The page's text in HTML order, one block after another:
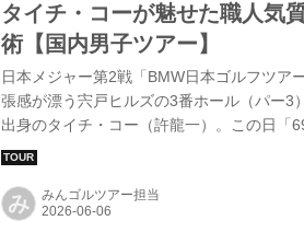
タイチ・コーが魅せた職人気
術【国内男子ツアー】
日本メジャー第2戦「BMW日本ゴルフツア
張感が漂う宍戸ヒルズの3番ホール（パー3
出身のタイチ・コー（許龍一）。この日「
と鮮やかに浮上を遂げたアジアの新人王を
話題のミニドライバー。25歳の若きトリリ
がら作り上げたギア、そして「ゴルフ職人
み みんゴルツアー担当